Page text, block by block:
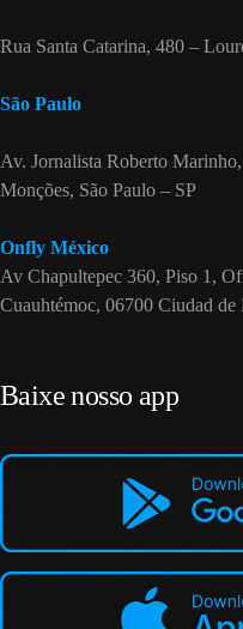
Rua Santa Catarina, 480 –
São Paulo
Av. Jornalista Roberto
Monções, São Paulo – SP
Onfly México
Av Chapultepec 360, Piso 1,
Cuauhtémoc, 06700 Ciudad
Baixe nosso app